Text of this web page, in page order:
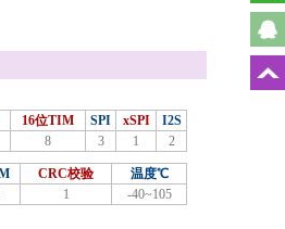
16位TIM SPI xSPI
I2S
8 3 1 2
CRC校验
温度℃
1 -40~105